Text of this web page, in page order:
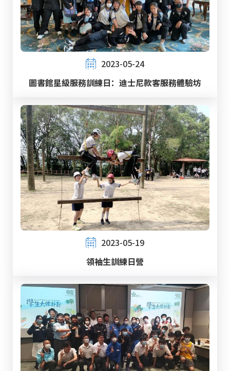
2023-05-24
圖書館星級服務訓練日：迪士尼款客服務體驗坊
2023-05-19
領袖生訓練日營